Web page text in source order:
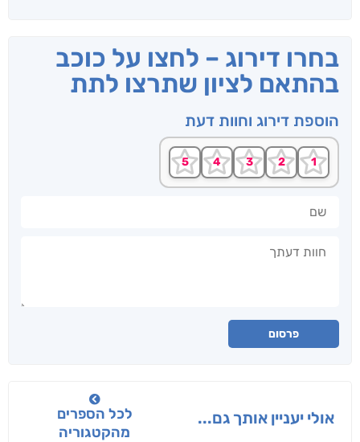
בחרו דירוג – לחצו על כוכב
בהתאם לציון שתרצו לתת
הוספת דירוג וחוות דעת
פרסום
אולי יעניין אותך גם...
לכל הספרים
מהקטגוריה